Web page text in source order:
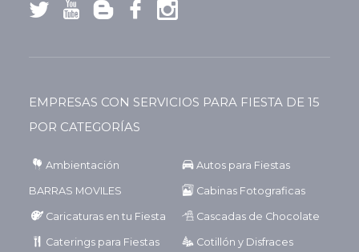
EMPRESAS CON SERVICIOS PARA FIESTA DE 15
POR CATEGORÍAS
Ambientación Autos para Fiestas
BARRAS MOVILES Cabinas Fotograficas
Caricaturas en tu Fiesta Cascadas de Chocolate
Caterings para Fiestas Cotillón y Disfraces